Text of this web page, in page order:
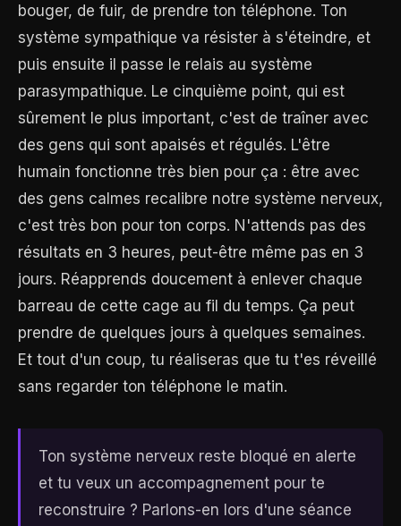
bouger, de fuir, de prendre ton téléphone. Ton
système sympathique va résister à s'éteindre, et
puis ensuite il passe le relais au système
parasympathique. Le cinquième point, qui est
sûrement le plus important, c'est de traîner avec
des gens qui sont apaisés et régulés. L'être
humain fonctionne très bien pour ça : être avec
des gens calmes recalibre notre système nerveux,
c'est très bon pour ton corps. N'attends pas des
résultats en 3 heures, peut-être même pas en 3
jours. Réapprends doucement à enlever chaque
barreau de cette cage au fil du temps. Ça peut
prendre de quelques jours à quelques semaines.
Et tout d'un coup, tu réaliseras que tu t'es réveillé
sans regarder ton téléphone le matin.
Ton système nerveux reste bloqué en alerte
et tu veux un accompagnement pour te
reconstruire ? Parlons-en lors d'une séance